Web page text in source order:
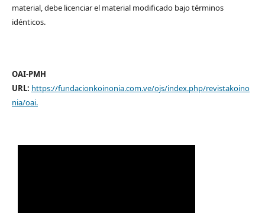
material, debe licenciar el material modificado bajo términos
idénticos.
OAI-PMH
URL: https://fundacionkoinonia.com.ve/ojs/index.php/revistakoino
nia/oai.